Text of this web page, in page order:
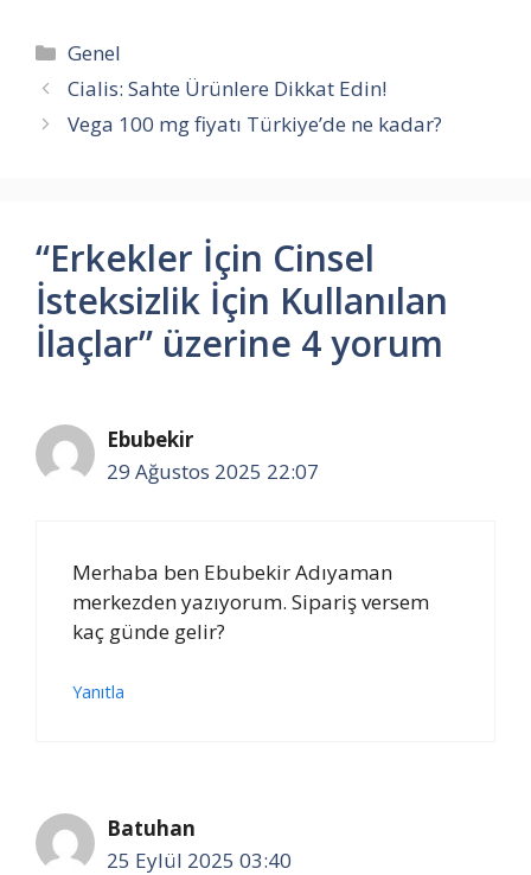
Kategoriler
Genel
Cialis: Sahte Ürünlere Dikkat Edin!
Vega 100 mg fiyatı Türkiye’de ne kadar?
“Erkekler İçin Cinsel
İsteksizlik İçin Kullanılan
İlaçlar” üzerine 4 yorum
Ebubekir
29 Ağustos 2025 22:07
Merhaba ben Ebubekir Adıyaman
merkezden yazıyorum. Sipariş versem
kaç günde gelir?
Yanıtla
Batuhan
25 Eylül 2025 03:40